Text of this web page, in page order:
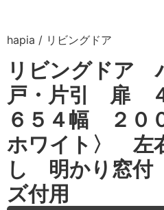
hapia / リビングドア
リビングドア
戸・片引 扉
６５４幅 ２０
ホワイト〉 左
し 明かり窓付
ズ付用